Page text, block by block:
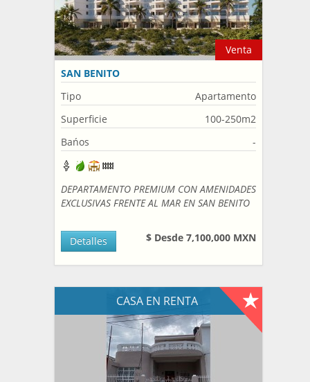
Venta
SAN BENITO
Tipo
Apartamento
Superficie
100-250m2
Bańos
-
DEPARTAMENTO PREMIUM CON AMENIDADES
EXCLUSIVAS FRENTE AL MAR EN SAN BENITO
$ Desde 7,100,000 MXN
Detalles
CASA EN RENTA